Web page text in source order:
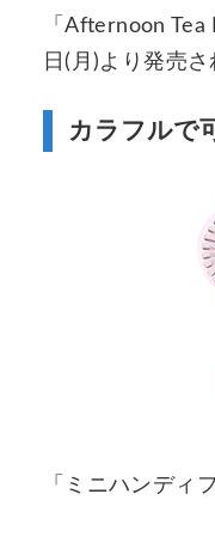
「Afternoon
日(月)より発売さ
カラフルで
「ミニハンディ